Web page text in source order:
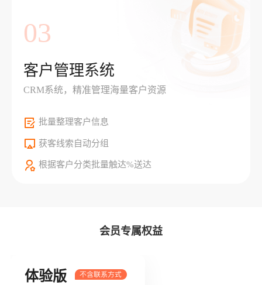
03
客户管理系统
CRM系统，精准管理海量客户资源
批量整理客户信息
获客线索自动分组
根据客户分类批量触达%送达
会员专属权益
体验版